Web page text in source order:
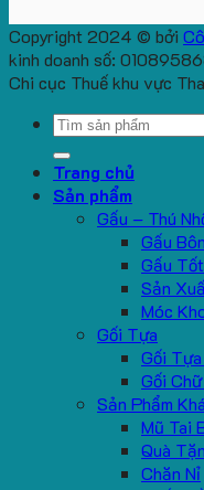
Copyright 2024 © bởi
kinh doanh số:
Chi cục Thuế khu vực
Search
Trang chủ
Sản phẩm
Gấu – Thú
Gấu
Gấu
Sản
Móc
Gối Tựa
Gối
Gối
Sản Phẩm
Mũ Tai
Quà
Chăn Nỉ